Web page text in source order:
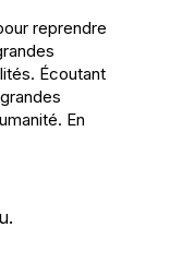
reprendre
Écoutant
En